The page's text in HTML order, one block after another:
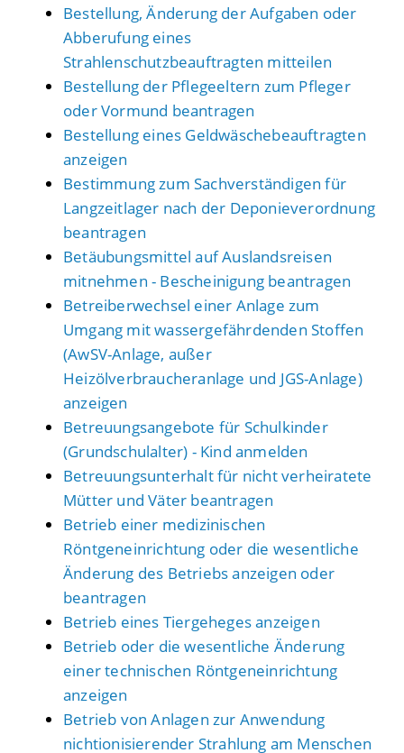
Bestellung, Änderung der Aufgaben oder
Abberufung eines
Strahlenschutzbeauftragten mitteilen
Bestellung der Pflegeeltern zum Pfleger
oder Vormund beantragen
Bestellung eines Geldwäschebeauftragten
anzeigen
Bestimmung zum Sachverständigen für
Langzeitlager nach der Deponieverordnung
beantragen
Betäubungsmittel auf Auslandsreisen
mitnehmen - Bescheinigung beantragen
Betreiberwechsel einer Anlage zum
Umgang mit wassergefährdenden Stoffen
(AwSV-Anlage, außer
Heizölverbraucheranlage und JGS-Anlage)
anzeigen
Betreuungsangebote für Schulkinder
(Grundschulalter) - Kind anmelden
Betreuungsunterhalt für nicht verheiratete
Mütter und Väter beantragen
Betrieb einer medizinischen
Röntgeneinrichtung oder die wesentliche
Änderung des Betriebs anzeigen oder
beantragen
Betrieb eines Tiergeheges anzeigen
Betrieb oder die wesentliche Änderung
einer technischen Röntgeneinrichtung
anzeigen
Betrieb von Anlagen zur Anwendung
nichtionisierender Strahlung am Menschen